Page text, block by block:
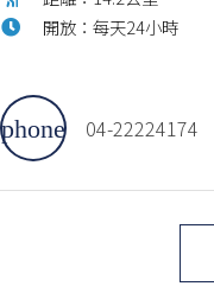
開放：每天24小時
04-22224174